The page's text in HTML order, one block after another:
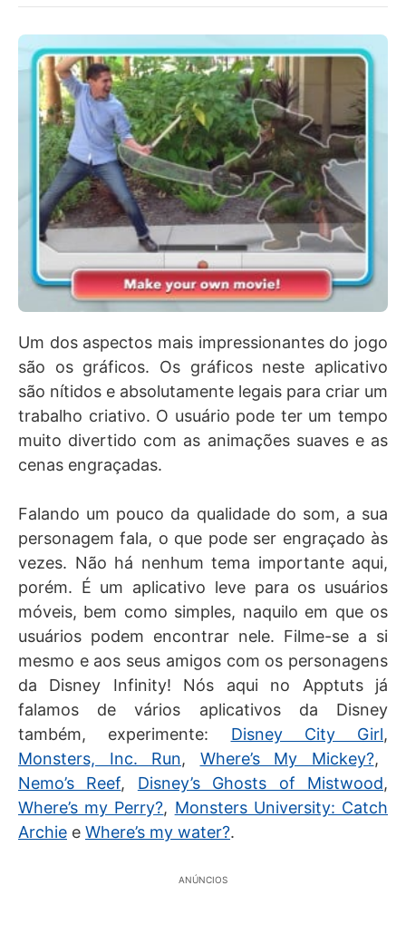
Um dos aspectos mais impressionantes do jogo
são os gráficos. Os gráficos neste aplicativo
são nítidos e absolutamente legais para criar um
trabalho criativo. O usuário pode ter um tempo
muito divertido com as animações suaves e as
cenas engraçadas.
Falando um pouco da qualidade do som, a sua
personagem fala, o que pode ser engraçado às
vezes. Não há nenhum tema importante aqui,
porém. É um aplicativo leve para os usuários
móveis, bem como simples, naquilo em que os
usuários podem encontrar nele. Filme-se a si
mesmo e aos seus amigos com os personagens
da Disney Infinity! Nós aqui no Apptuts já
falamos de vários aplicativos da Disney
também, experimente: Disney City Girl,
Monsters, Inc. Run, Where’s My Mickey?,
Nemo’s Reef, Disney’s Ghosts of Mistwood,
Where’s my Perry?, Monsters University: Catch
Archie e Where’s my water?.
ANÚNCIOS